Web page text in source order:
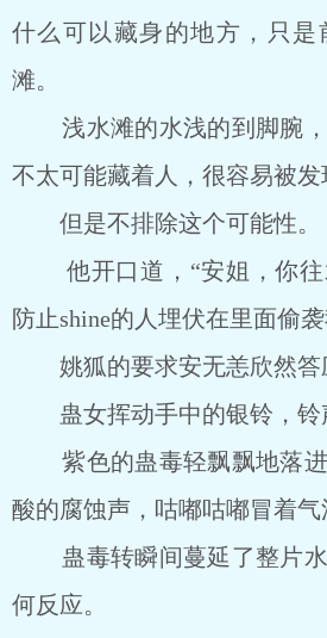
什么可以藏身的地方，只是
滩。
浅水滩的水浅的到脚腕，
不太可能藏着人，很容易被发
但是不排除这个可能性。
他开口道，“安姐，你往
防止shine的人埋伏在里面偷
姚狐的要求安无恙欣然答
蛊女挥动手中的银铃，铃
紫色的蛊毒轻飘飘地落进
酸的腐蚀声，咕嘟咕嘟冒着气
蛊毒转瞬间蔓延了整片水
何反应。